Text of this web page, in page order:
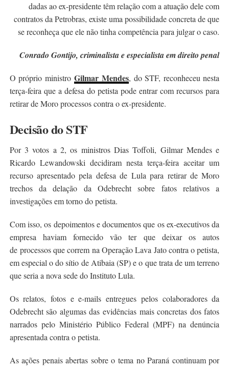
dadas ao ex-presidente têm relação com a atuação dele com
contratos da Petrobras, existe uma possibilidade concreta de que
se reconheça que ele não tinha competência para julgar o caso.
Conrado Gontijo, criminalista e especialista em direito penal
O próprio ministroGilmar Mendes, do STF, reconheceu nesta
terça-feira que a defesa do petista pode entrar com recursos para
retirar de Moro processos contra o ex-presidente.
Decisão do STF
Por 3 votos a 2, os ministros Dias Toffoli, Gilmar Mendes e
Ricardo Lewandowski decidiram nesta terça-feira aceitar um
recurso apresentado pela defesa de Lula para retirar de Moro
trechos da delação da Odebrecht sobre fatos relativos a
investigações em torno do petista.
Com isso, os depoimentos e documentos que os ex-executivos da
empresa haviam fornecido vão ter que deixar os autos
de processos que correm na Operação Lava Jato contra o petista,
em especial o do sítio de Atibaia (SP) e o que trata de um terreno
que seria a nova sede do Instituto Lula.
Os relatos, fotos e e-mails entregues pelos colaboradores da
Odebrecht são algumas das evidências mais concretas dos fatos
narrados pelo Ministério Público Federal (MPF) na denúncia
apresentada contra o petista.
As ações penais abertas sobre o tema no Paraná continuam por